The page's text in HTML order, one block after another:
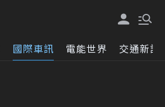
國際車訊 電能世界 交通新訊